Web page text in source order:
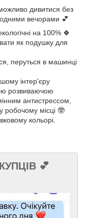
дивитися без
вечорами 💕
на 100% 🍀
як подушку для
перуться в машинці
інтер'єру
розвиваючою
антистрессом,
робочому місці 🤓
кольорі.
💕